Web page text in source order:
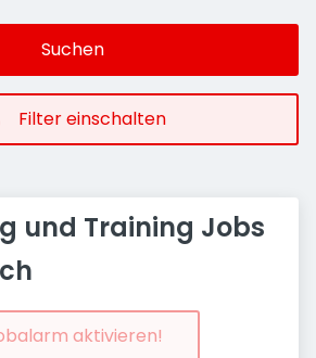
Suchen
Filter einschalten
und Training Jobs
aktivieren!